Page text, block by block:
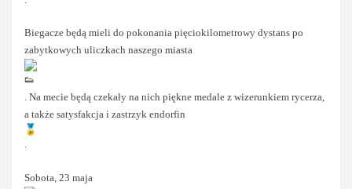
Biegacze będą mieli do pokonania pięciokilometrowy dystans po
zabytkowych uliczkach naszego miasta
. Na mecie będą czekały na nich piękne medale z wizerunkiem rycerza,
a także satysfakcja i zastrzyk endorfin
.
Sobota, 23 maja